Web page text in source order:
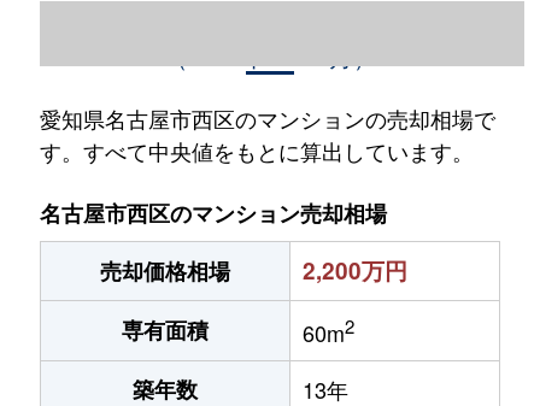
愛知県名古屋市西区のマンションの売却相場で
す。すべて中央値をもとに算出しています。
名古屋市西区のマンション売却相場
売却価格相場
2,200万円
専有面積 60m2
築年数 13年